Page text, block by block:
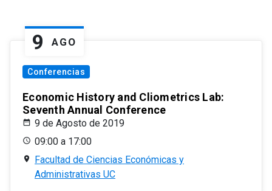
9 AGO
Conferencias
Economic History and Cliometrics Lab:
Seventh Annual Conference
9 de Agosto de 2019
09:00 a 17:00
Facultad de Ciencias Económicas y
Administrativas UC